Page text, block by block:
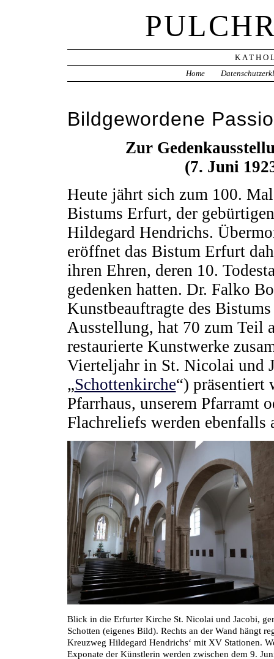
Home
Bildgewordene
Zur
(7. Juni
Heute jährt sich zum 100.
Bistums Erfurt, der
Hildegard Hendrichs.
eröffnet das Bistum Erfurt
ihren Ehren, deren 10.
gedenken hatten. Dr. Falko
Kunstbeauftragte des
Ausstellung, hat 70 zum Teil
restaurierte Kunstwerke
Vierteljahr in St. Nicolai und
„Schottenkirche“) präsentiert
Pfarrhaus, unserem Pfarramt
Flachreliefs werden ebenfalls
Blick in die Erfurter Kirche St. Nicolai und Jacobi,
Schotten (eigenes Bild). Rechts an der Wand hängt
Kreuzweg Hildegard Hendrichs‘ mit XV Stationen.
Exponate der Künstlerin werden zwischen dem 9.